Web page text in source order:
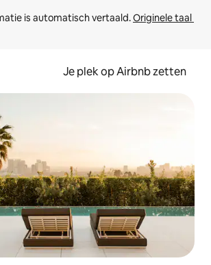
is automatisch vertaald. Originele taal
Je plek op Airbnb zetten